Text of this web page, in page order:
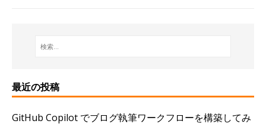
最近の投稿
GitHub Copilot でブログ執筆ワークフローを構築してみ